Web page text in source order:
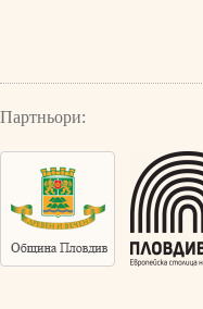
Партньори: